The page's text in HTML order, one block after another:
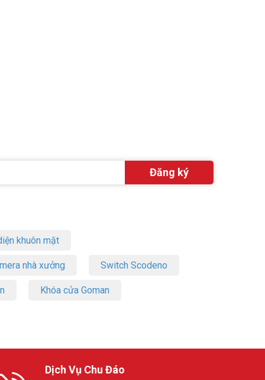
khuôn mặt
nhà xưởng Switch Scodeno
Khóa cửa Goman
Dịch Vụ Chu Đáo